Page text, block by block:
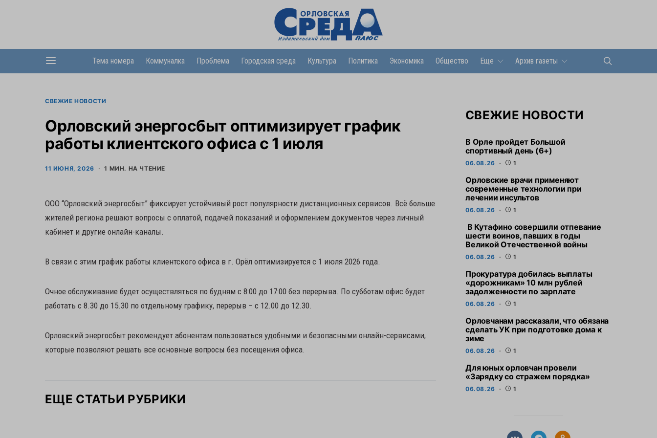
Тема номера Коммуналка Проблема Городская среда Культура Политика Экономика Общество Еще Архив газеты
СВЕЖИЕ НОВОСТИ
Орловский энергосбыт оптимизирует график
работы клиентского офиса с 1 июля
11 ИЮНЯ, 2026 1 МИН. НА ЧТЕНИЕ
ООО “Орловский энергосбыт” фиксирует устойчивый рост популярности дистанционных сервисов. Всё больше
жителей региона решают вопросы с оплатой, подачей показаний и оформлением документов через личный
кабинет и другие онлайн-каналы.
В связи с этим график работы клиентского офиса в г. Орёл оптимизируется с 1 июля 2026 года.
Очное обслуживание будет осуществляться по будням с 8:00 до 17:00 без перерыва. По субботам офис будет
работать с 8.30 до 15.30 по отдельному графику, перерыв – с 12.00 до 12.30.
Орловский энергосбыт рекомендует абонентам пользоваться удобными и безопасными онлайн-сервисами,
которые позволяют решать все основные вопросы без посещения офиса.
ЕЩЕ СТАТЬИ РУБРИКИ
СВЕЖИЕ НОВОСТИ
В Орле пройдет Большой
спортивный день (6+)
06.08.26 1
Орловские врачи применяют
современные технологии при
лечении инсультов
06.08.26 1
В Кутафино совершили отпевание
шести воинов, павших в годы
Великой Отечественной войны
06.08.26 1
Прокуратура добилась выплаты
«дорожникам» 10 млн рублей
задолженности по зарплате
06.08.26 1
Орловчанам рассказали, что обязана
сделать УК при подготовке дома к
зиме
06.08.26 1
Для юных орловчан провели
«Зарядку со стражем порядка»
06.08.26 1